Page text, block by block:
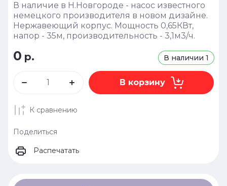
В наличие в Н.Новгороде - насос известного
немецкого производителя в новом дизайне.
Нержавеющий корпус. Мощность 0,65КВт,
напор - 35м, производительность - 3,1м3/ч.
В наличии 1
0 р.
В корзину
К сравнению
Поделиться
Распечатать